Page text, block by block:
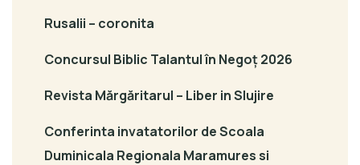
Rusalii – coronita
Concursul Biblic Talantul în Negoț 2026
Revista Mărgăritarul – Liber in Slujire
Conferinta invatatorilor de Scoala
Duminicala Regionala Maramures si